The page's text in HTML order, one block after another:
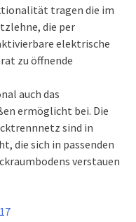
tragen die im
die per
elektrische
zu öffnende
auch das
ermöglicht bei. Die
sind in
die sich in passenden
verstauen